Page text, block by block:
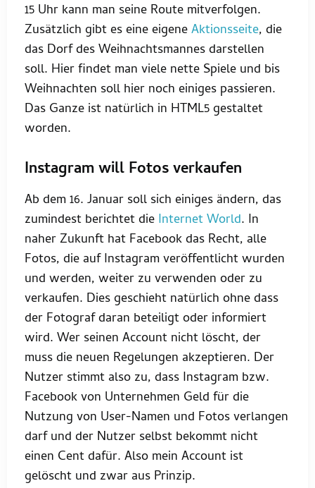
15 Uhr kann man seine Route mitverfolgen.
Zusätzlich gibt es eine eigeneAktionsseite, die
das Dorf des Weihnachtsmannes darstellen
soll. Hier findet man viele nette Spiele und bis
Weihnachten soll hier noch einiges passieren.
Das Ganze ist natürlich in HTML5 gestaltet
worden.
Instagram will Fotos verkaufen
Ab dem 16. Januar soll sich einiges ändern, das
zumindest berichtet die Internet World. In
naher Zukunft hat Facebook das Recht, alle
Fotos, die auf Instagram veröffentlicht wurden
und werden, weiter zu verwenden oder zu
verkaufen. Dies geschieht natürlich ohne dass
der Fotograf daran beteiligt oder informiert
wird. Wer seinen Account nicht löscht, der
muss die neuen Regelungen akzeptieren. Der
Nutzer stimmt also zu, dass Instagram bzw.
Facebook von Unternehmen Geld für die
Nutzung von User-Namen und Fotos verlangen
darf und der Nutzer selbst bekommt nicht
einen Cent dafür. Also mein Account ist
gelöscht und zwar aus Prinzip.